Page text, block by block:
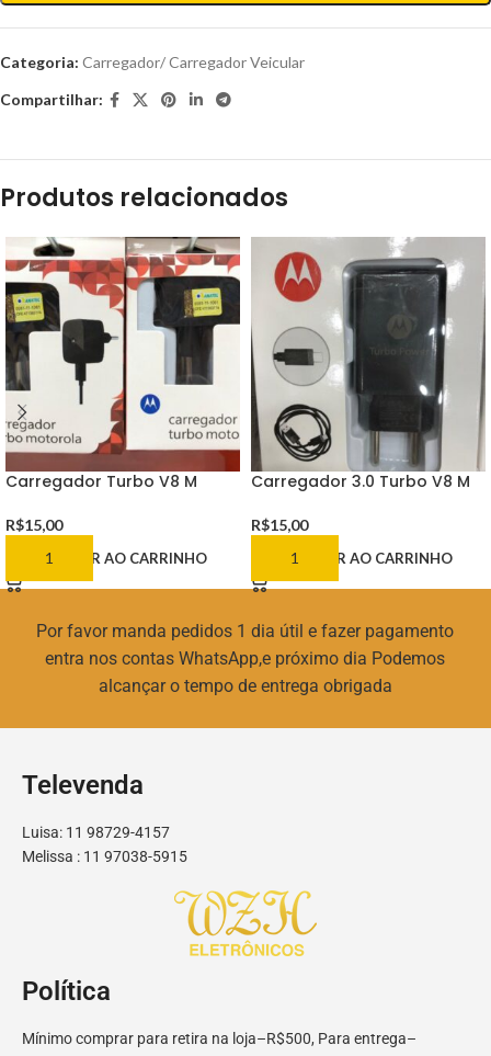
Categoria: Carregador/ Carregador Veicular
Compartilhar:
Produtos relacionados
Carregador Turbo V8 M
R$15,00
ADICIONAR AO CARRINHO
Carregador 3.0 Turbo V8 M
R$15,00
ADICIONAR AO CARRINHO
Por favor manda pedidos 1 dia útil e fazer pagamento
entra nos contas WhatsApp,e próximo dia Podemos
alcançar o tempo de entrega obrigada
Televenda
Luisa: 11 98729-4157
Melissa : 11 97038-5915
Política
Mínimo comprar para retira na loja–R$500, Para entrega–